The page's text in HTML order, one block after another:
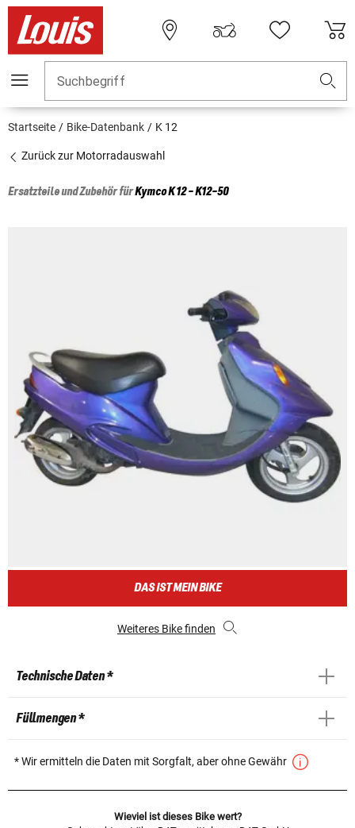
Suchbegriff
Startseite Bike-Datenbank K 12
Zurück zur Motorradauswahl
Ersatzteile und Zubehör fürKymcoK 12 - K12-50
DAS IST MEIN BIKE
Weiteres Bike finden
Technische Daten *
Füllmengen *
* Wir ermitteln die Daten mit Sorgfalt, aber ohne Gewähr
Wieviel ist dieses Bike wert?